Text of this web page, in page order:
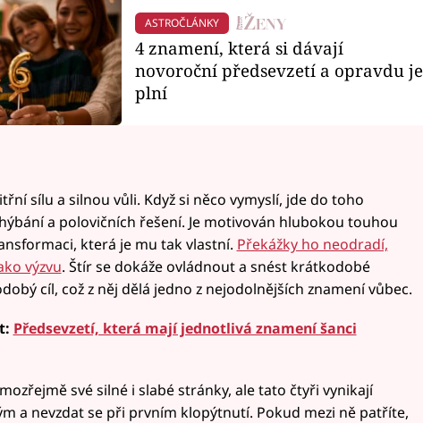
ASTROČLÁNKY
4 znamení, která si dávají
novoroční předsevzetí a opravdu je
plní
sílu a silnou vůli. Když si něco vymyslí, jde do toho
a polovičních řešení. Je motivován hlubokou touhou
která je mu tak vlastní. Překážky ho neodradí,
výzvu. Štír se dokáže ovládnout a snést krátkodobé
cíl, což z něj dělá jedno z nejodolnějších znamení vůbec.
Předsevzetí, která mají jednotlivá znamení šanci
své silné i slabé stránky, ale tato čtyři vynikají
a nevzdat se při prvním klopýtnutí. Pokud mezi ně patříte,